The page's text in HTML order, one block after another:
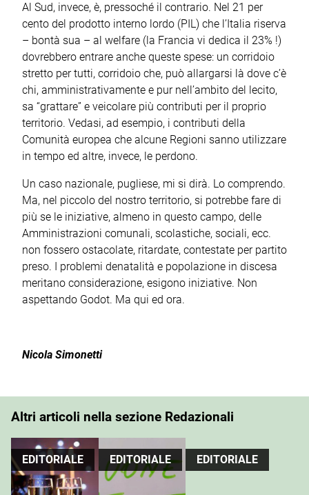
Al Sud, invece, è, pressoché il contrario. Nel 21 per
cento del prodotto interno lordo (PIL) che l’Italia riserva
– bontà sua – al welfare (la Francia vi dedica il 23% !)
dovrebbero entrare anche queste spese: un corridoio
stretto per tutti, corridoio che, può allargarsi là dove c’è
chi, amministrativamente e pur nell’ambito del lecito,
sa “grattare” e veicolare più contributi per il proprio
territorio. Vedasi, ad esempio, i contributi della
Comunità europea che alcune Regioni sanno utilizzare
in tempo ed altre, invece, le perdono.
Un caso nazionale, pugliese, mi si dirà. Lo comprendo.
Ma, nel piccolo del nostro territorio, si potrebbe fare di
più se le iniziative, almeno in questo campo, delle
Amministrazioni comunali, scolastiche, sociali, ecc.
non fossero ostacolate, ritardate, contestate per partito
preso. I problemi denatalità e popolazione in discesa
meritano considerazione, esigono iniziative. Non
aspettando Godot. Ma qui ed ora.
Nicola Simonetti
Altri articoli nella sezione Redazionali
EDITORIALE EDITORIALE EDITORIALE